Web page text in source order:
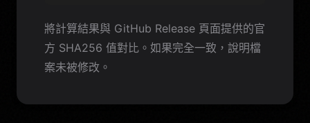
將計算結果與 GitHub Release 頁面提供的官
方 SHA256 值對比。如果完全一致，說明檔
案未被修改。